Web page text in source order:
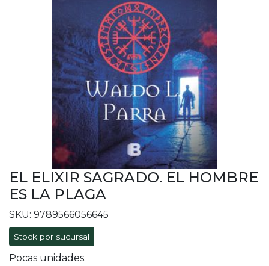
EL ELIXIR SAGRADO. EL HOMBRE
ES LA PLAGA
SKU: 9789566056645
Stock por sucursal
Pocas unidades.